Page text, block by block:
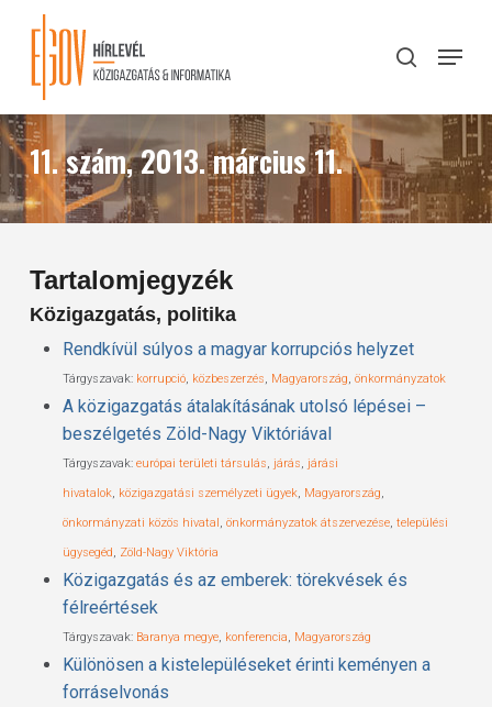
content
search
Menu
11. szám, 2013. március 11.
Tartalomjegyzék
Közigazgatás, politika
Rendkívül súlyos a magyar korrupciós helyzet
Tárgyszavak: korrupció, közbeszerzés, Magyarország, önkormányzatok
A közigazgatás átalakításának utolsó lépései –
beszélgetés Zöld-Nagy Viktóriával
Tárgyszavak: európai területi társulás, járás, járási
hivatalok, közigazgatási személyzeti ügyek, Magyarország,
önkormányzati közös hivatal, önkormányzatok átszervezése, települési
ügysegéd, Zöld-Nagy Viktória
Közigazgatás és az emberek: törekvések és
félreértések
Tárgyszavak: Baranya megye, konferencia, Magyarország
Különösen a kistelepüléseket érinti keményen a
forráselvonás
Close